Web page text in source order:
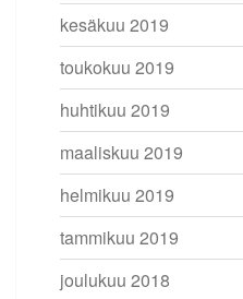
kesäkuu 2019
toukokuu 2019
huhtikuu 2019
maaliskuu 2019
helmikuu 2019
tammikuu 2019
joulukuu 2018